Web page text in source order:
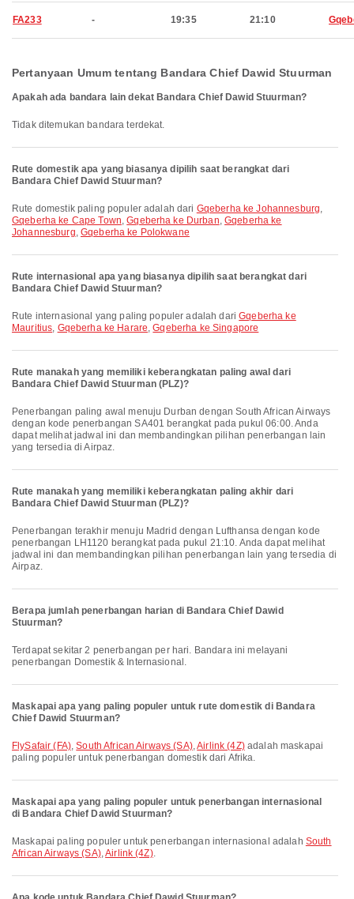
FA233 - 19:35 21:10
Pertanyaan Umum tentang Bandara Chief Dawid Stuurman
Apakah ada bandara lain dekat Bandara Chief Dawid Stuurman?
Tidak ditemukan bandara terdekat.
Rute domestik apa yang biasanya dipilih saat berangkat dari
Bandara Chief Dawid Stuurman?
Rute domestik paling populer adalah dari Gqeberha ke Johannesburg,
Gqeberha ke Cape Town,Gqeberha ke Durban,Gqeberha ke
Johannesburg, Gqeberha ke Polokwane
Rute internasional apa yang biasanya dipilih saat berangkat dari
Bandara Chief Dawid Stuurman?
Rute internasional yang paling populer adalah dariGqeberha ke
Mauritius, Gqeberha ke Harare,Gqeberha ke Singapore
Rute manakah yang memiliki keberangkatan paling awal dari
Bandara Chief Dawid Stuurman (PLZ)?
Penerbangan paling awal menuju Durban dengan South African Airways
dengan kode penerbangan SA401 berangkat pada pukul 06:00. Anda
dapat melihat jadwal ini dan membandingkan pilihan penerbangan lain
yang tersedia di Airpaz.
Rute manakah yang memiliki keberangkatan paling akhir dari
Bandara Chief Dawid Stuurman (PLZ)?
Penerbangan terakhir menuju Madrid dengan Lufthansa dengan kode
penerbangan LH1120 berangkat pada pukul 21:10. Anda dapat melihat
jadwal ini dan membandingkan pilihan penerbangan lain yang tersedia di
Airpaz.
Berapa jumlah penerbangan harian di Bandara Chief Dawid
Stuurman?
Terdapat sekitar 2 penerbangan per hari. Bandara ini melayani
penerbangan Domestik & Internasional.
Maskapai apa yang paling populer untuk rute domestik di Bandara
Chief Dawid Stuurman?
FlySafair (FA),South African Airways (SA),Airlink (4Z)adalah maskapai
paling populer untuk penerbangan domestik dari Afrika.
Maskapai apa yang paling populer untuk penerbangan internasional
di Bandara Chief Dawid Stuurman?
Maskapai paling populer untuk penerbangan internasional adalah South
African Airways (SA),Airlink (4Z).